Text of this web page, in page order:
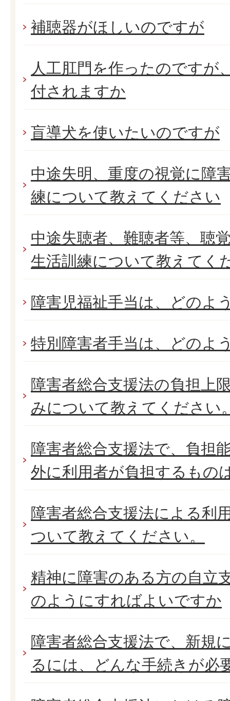
補聴器がほしいのですが
人工肛門を作ったのですが
付されますか
盲導犬を使いたいのですが
中途失明、重度の視覚に障
練について教えてください
中途失聴者、難聴者等、聴
生活訓練について教えてく
障害児福祉手当は、どのよ
特別障害者手当は、どのよ
障害者総合支援法の負担上
みについて教えてください
障害者総合支援法で、負担
外に利用者が負担するもの
障害者総合支援法による利
ついて教えてください。
精神に障害のある方の自立
のようにすればよいですか
障害者総合支援法で、新規
るには、どんな手続きが必